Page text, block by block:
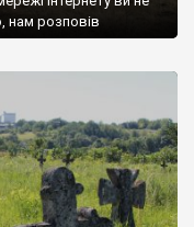
нам розповів
вразив не лише